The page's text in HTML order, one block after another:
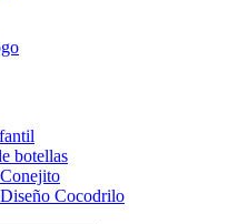
botellas
Cocodrilo